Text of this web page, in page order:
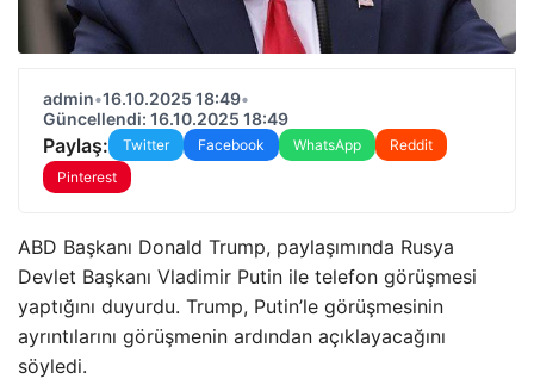
admin•16.10.2025 18:49•
Güncellendi: 16.10.2025 18:49
Paylaş: Twitter Facebook WhatsApp
Reddit
Pinterest
ABD Başkanı Donald Trump, paylaşımında Rusya
Devlet Başkanı Vladimir Putin ile telefon görüşmesi
yaptığını duyurdu. Trump, Putin’le görüşmesinin
ayrıntılarını görüşmenin ardından açıklayacağını
söyledi.